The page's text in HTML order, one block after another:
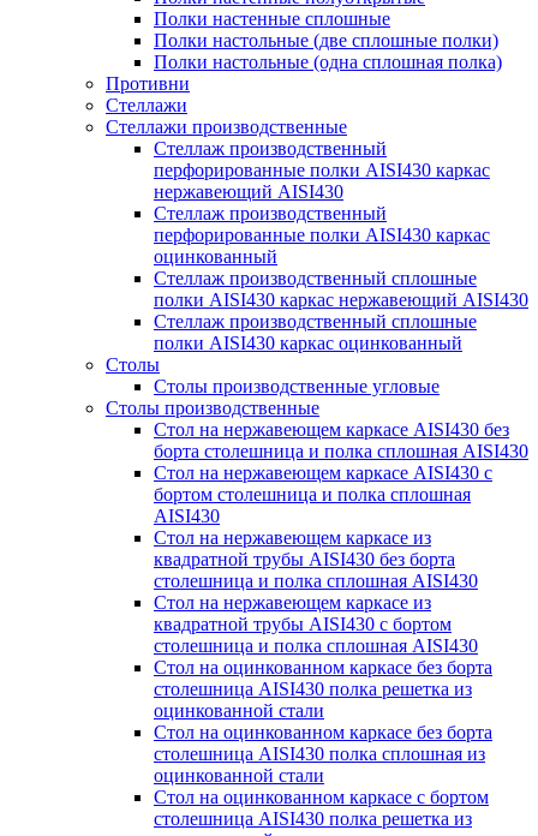
Полки настенные сплошные
Полки настольные (две сплошные полки)
Полки настольные (одна сплошная полка)
Противни
Стеллажи
Стеллажи производственные
Стеллаж производственный
перфорированные полки AISI430 каркас
нержавеющий AISI430
Стеллаж производственный
перфорированные полки AISI430 каркас
оцинкованный
Стеллаж производственный сплошные
полки AISI430 каркас нержавеющий AISI430
Стеллаж производственный сплошные
полки AISI430 каркас оцинкованный
Столы
Столы производственные угловые
Столы производственные
Стол на нержавеющем каркасе AISI430 без
борта столешница и полка сплошная AISI430
Стол на нержавеющем каркасе AISI430 с
бортом столешница и полка сплошная
AISI430
Стол на нержавеющем каркасе из
квадратной трубы AISI430 без борта
столешница и полка сплошная AISI430
Стол на нержавеющем каркасе из
квадратной трубы AISI430 с бортом
столешница и полка сплошная AISI430
Стол на оцинкованном каркасе без борта
столешница AISI430 полка решетка из
оцинкованной стали
Стол на оцинкованном каркасе без борта
столешница AISI430 полка сплошная из
оцинкованной стали
Стол на оцинкованном каркасе с бортом
столешница AISI430 полка решетка из